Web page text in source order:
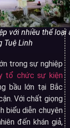
với nhiều thể loại
Tuệ Linh
trong sự nghiệp
tổ chức sự kiện
bầu lớn tại Bắc
Với chất giọng
biểu diễn chuyên
đến khán giả,